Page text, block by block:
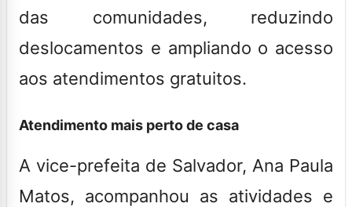
das comunidades, reduzindo
deslocamentos e ampliando o acesso
aos atendimentos gratuitos.
Atendimento mais perto de casa
A vice-prefeita de Salvador, Ana Paula
Matos, acompanhou as atividades e